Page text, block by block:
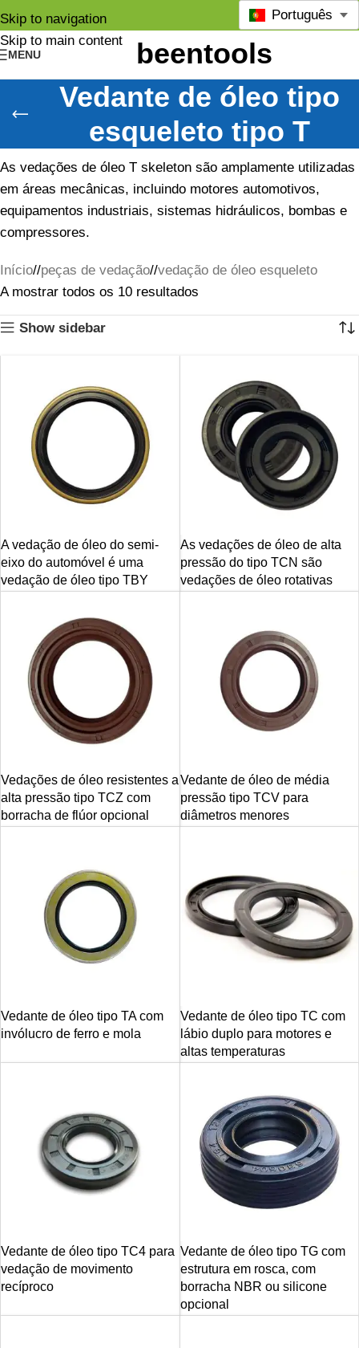
Skip to navigation
Skip to main content
MENU
Português
Vedante de óleo tipo
esqueleto tipo T
As vedações de óleo T skeleton são amplamente utilizadas
em áreas mecânicas, incluindo motores automotivos,
equipamentos industriais, sistemas hidráulicos, bombas e
compressores.
Início/ peças de vedação/ vedação de óleo esqueleto
A mostrar todos os 10 resultados
Show sidebar
A vedação de óleo do semi-
eixo do automóvel é uma
vedação de óleo tipo TBY
As vedações de óleo de alta
pressão do tipo TCN são
vedações de óleo rotativas
Vedações de óleo resistentes a
alta pressão tipo TCZ com
borracha de flúor opcional
Vedante de óleo de média
pressão tipo TCV para
diâmetros menores
Vedante de óleo tipo TA com
invólucro de ferro e mola
Vedante de óleo tipo TC com
lábio duplo para motores e
altas temperaturas
Vedante de óleo tipo TC4 para
vedação de movimento
recíproco
Vedante de óleo tipo TG com
estrutura em rosca, com
borracha NBR ou silicone
opcional